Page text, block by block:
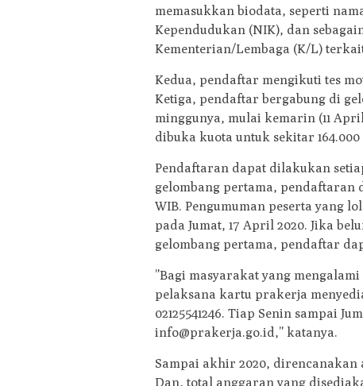
memasukkan biodata, seperti
Kependudukan (NIK), dan
Kementerian/Lembaga (K/L)
Kedua, pendaftar mengikuti tes
Ketiga, pendaftar bergabung di
minggunya, mulai kemarin (11
dibuka kuota untuk sekitar 164.000
Pendaftaran dapat dilakukan
gelombang pertama, pendaftaran
WIB. Pengumuman peserta yang
pada Jumat, 17 April 2020. Jika
gelombang pertama, pendaftar
”Bagi masyarakat yang
pelaksana kartu prakerja
02125541246. Tiap Senin sampai
info@prakerja.go.id,” katanya.
Sampai akhir 2020,
Dan, total anggaran yang